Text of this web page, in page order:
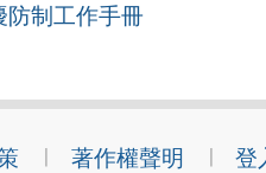
防制工作手冊
著作權聲明 登